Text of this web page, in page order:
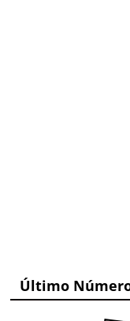
Último